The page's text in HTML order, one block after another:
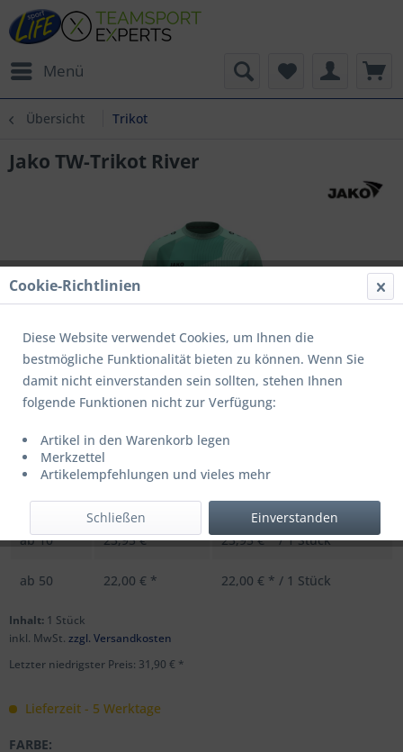
Menü
Übersicht Trikot
Jako TW-Trikot River
UVP: 39,99 € *
Menge
Stückpreis
Grundpreis
bis9 31,90 € * 31,90 € * / 1 Stück
ab10 23,95 € * 23,95 € * / 1 Stück
ab 50 22,00 € * 22,00 € * / 1 Stück
Inhalt: 1 Stück
inkl. MwSt. zzgl. Versandkosten
Letzter niedrigster Preis: 31,90 € *
Lieferzeit - 5 Werktage
FARBE:
Cookie-Richtlinien
Diese Website verwendet Cookies, um Ihnen die
bestmögliche Funktionalität bieten zu können. Wenn Sie
damit nicht einverstanden sein sollten, stehen Ihnen
folgende Funktionen nicht zur Verfügung:
Artikel in den Warenkorb legen
Merkzettel
Artikelempfehlungen und vieles mehr
Einverstanden
Schließen